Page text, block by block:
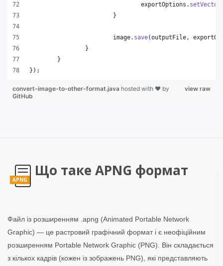
exportOptions .
			}
image. save(outputFile ,
		}
	}
});
view raw
convert-image-to-other-format.java hosted with ❤ by
GitHub
APNG
Що таке APNG формат
Файл із розширенням .apng (Animated Portable Network
Graphic) — це растровий графічний формат і є неофіційним
розширенням Portable Network Graphic (PNG). Він складається
з кількох кадрів (кожен із зображень PNG), які представляють